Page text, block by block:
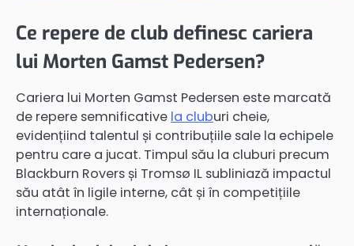
Ce repere de club definesc cariera
lui Morten Gamst Pedersen?
Cariera lui Morten Gamst Pedersen este marcată
de repere semnificative la cluburi cheie,
evidențiind talentul și contribuțiile sale la echipele
pentru care a jucat. Timpul său la cluburi precum
Blackburn Rovers și Tromsø IL subliniază impactul
său atât în ligile interne, cât și în competițiile
internaționale.